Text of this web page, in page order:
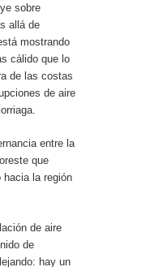
sobre
allá de
mostrando
cálido que lo
de las costas
de aire
entre la
que
la región
de aire
de
hay un